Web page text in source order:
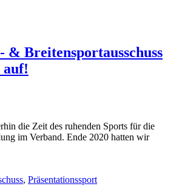
& Breitensportausschuss
die Zeit des ruhenden Sports für die
im Verband. Ende 2020 hatten wir
, Präsentationssport